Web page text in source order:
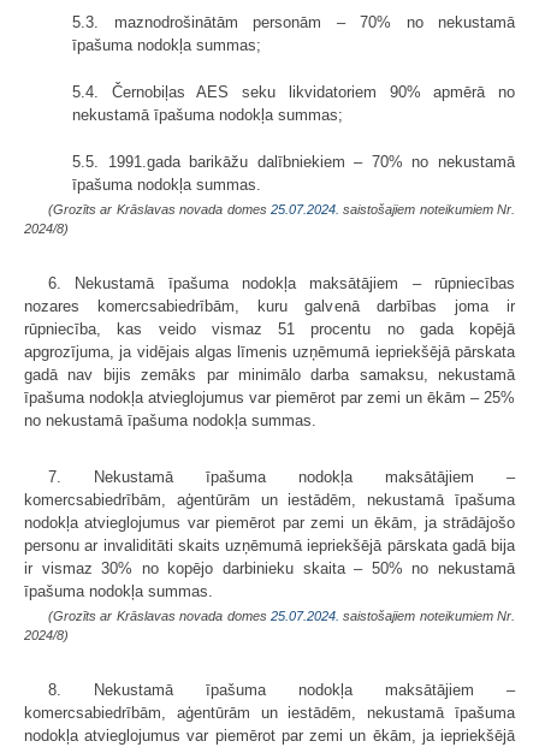
5.3. maznodrošinātām personām – 70% no nekustamā
īpašuma nodokļa summas;
5.4. Černobiļas AES seku likvidatoriem 90% apmērā no
nekustamā īpašuma nodokļa summas;
5.5. 1991.gada barikāžu dalībniekiem – 70% no nekustamā
īpašuma nodokļa summas.
(Grozīts ar Krāslavas novada domes 25.07.2024. saistošajiem noteikumiem Nr.
2024/8)
6. Nekustamā īpašuma nodokļa maksātājiem – rūpniecības
nozares komercsabiedrībām, kuru galvenā darbības joma ir
rūpniecība, kas veido vismaz 51 procentu no gada kopējā
apgrozījuma, ja vidējais algas līmenis uzņēmumā iepriekšējā pārskata
gadā nav bijis zemāks par minimālo darba samaksu, nekustamā
īpašuma nodokļa atvieglojumus var piemērot par zemi un ēkām – 25%
no nekustamā īpašuma nodokļa summas.
7. Nekustamā īpašuma nodokļa maksātājiem –
komercsabiedrībām, aģentūrām un iestādēm, nekustamā īpašuma
nodokļa atvieglojumus var piemērot par zemi un ēkām, ja strādājošo
personu ar invaliditāti skaits uzņēmumā iepriekšējā pārskata gadā bija
ir vismaz 30% no kopējo darbinieku skaita – 50% no nekustamā
īpašuma nodokļa summas.
(Grozīts ar Krāslavas novada domes 25.07.2024. saistošajiem noteikumiem Nr.
2024/8)
8. Nekustamā īpašuma nodokļa maksātājiem –
komercsabiedrībām, aģentūrām un iestādēm, nekustamā īpašuma
nodokļa atvieglojumus var piemērot par zemi un ēkām, ja iepriekšējā